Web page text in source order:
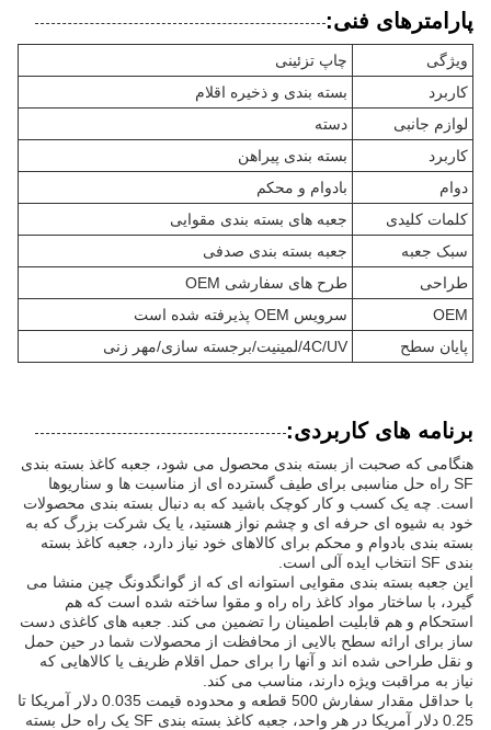
پارامترهای فنی:
ویژگی
چاپ تزئینی
کاربرد
بسته بندی و ذخیره اقلام
لوازم جانبی
دسته
کاربرد
بسته بندی پیراهن
دوام
بادوام و محکم
کلمات کلیدی
جعبه های بسته بندی مقوایی
سبک جعبه
جعبه بسته بندی صدفی
طراحی
طرح های سفارشی OEM
OEM
سرویس OEM پذیرفته شده است
پایان سطح
4C/UV/لمینیت/برجسته سازی/مهر زنی
برنامه های کاربردی:
هنگامی که صحبت از بسته بندی محصول می شود، جعبه کاغذ بسته بندی
SF راه حل مناسبی برای طیف گسترده ای از مناسبت ها و سناریوها
است. چه یک کسب و کار کوچک باشید که به دنبال بسته بندی محصولات
خود به شیوه ای حرفه ای و چشم نواز هستید، یا یک شرکت بزرگ که به
بسته بندی بادوام و محکم برای کالاهای خود نیاز دارد، جعبه کاغذ بسته
بندی SF انتخاب ایده آلی است.
این جعبه بسته بندی مقوایی استوانه ای که از گوانگدونگ چین منشا می
گیرد، با ساختار مواد کاغذ راه راه و مقوا ساخته شده است که هم
استحکام و هم قابلیت اطمینان را تضمین می کند. جعبه های کاغذی دست
ساز برای ارائه سطح بالایی از محافظت از محصولات شما در حین حمل
و نقل طراحی شده اند و آنها را برای حمل اقلام ظریف یا کالاهایی که
نیاز به مراقبت ویژه دارند، مناسب می کند.
با حداقل مقدار سفارش 500 قطعه و محدوده قیمت 0.035 دلار آمریکا تا
0.25 دلار آمریکا در هر واحد، جعبه کاغذ بسته بندی SF یک راه حل بسته